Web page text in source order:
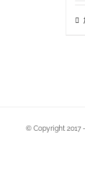
© Copyright 2017 -